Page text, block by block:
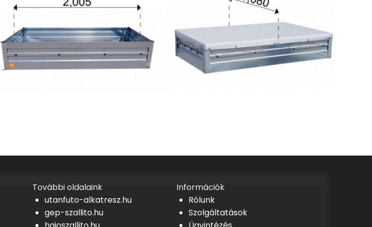
További oldalaink
utanfuto-alkatresz.hu
gep-szallito.hu
Információk
Rólunk
Szolgáltatások